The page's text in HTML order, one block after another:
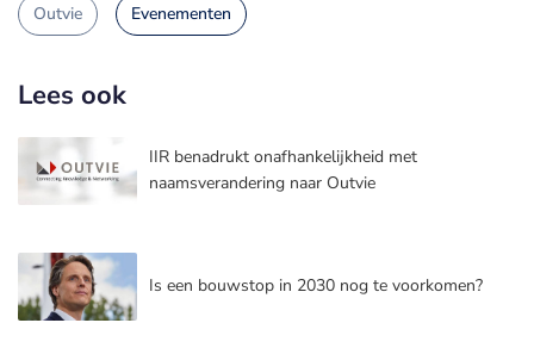
Outvie Evenementen
Lees ook
IIR benadrukt onafhankelijkheid met
naamsverandering naar Outvie
Is een bouwstop in 2030 nog te voorkomen?